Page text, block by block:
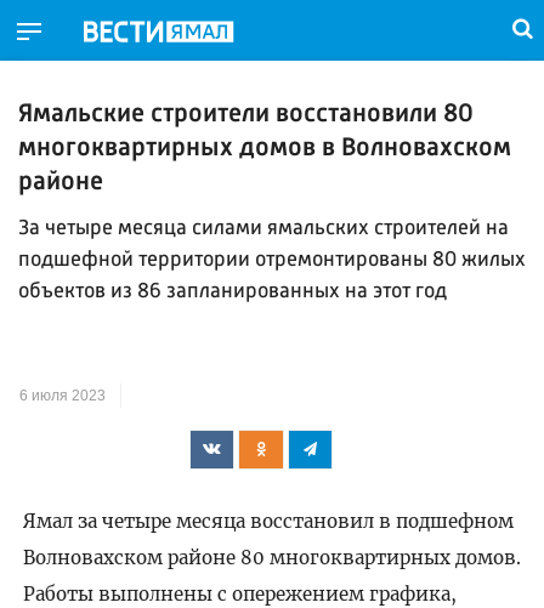
Ямальские строители восстановили 80
многоквартирных домов в Волновахском
районе
За четыре месяца силами ямальских строителей на
подшефной территории отремонтированы 80 жилых
объектов из 86 запланированных на этот год
6 июля 2023
Ямал за четыре месяца восстановил в подшефном
Волновахском районе 80 многоквартирных домов.
Работы выполнены с опережением графика,